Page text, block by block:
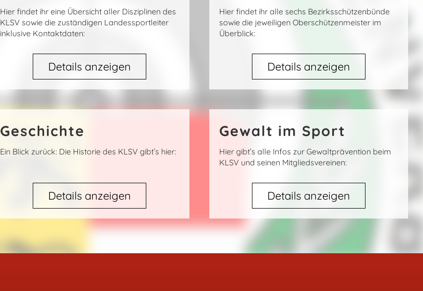
Hier findet ihr eine Übersicht aller Disziplinen des
KLSV sowie die zuständigen Landessportleiter
inklusive Kontaktdaten:
Details anzeigen
Hier findet ihr alle sechs Bezirksschützenbünde
sowie die jeweiligen Oberschützenmeister im
Überblick:
Details anzeigen
Geschichte
Ein Blick zurück: Die Historie des KLSV gibt’s hier:
Details anzeigen
Gewalt im Sport
Hier gibt’s alle Infos zur Gewaltprävention beim
KLSV und seinen Mitgliedsvereinen:
Details anzeigen